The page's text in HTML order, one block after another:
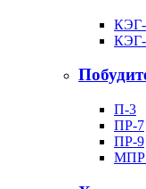
КЭГ-
П-3
ПР-7
ПР-9